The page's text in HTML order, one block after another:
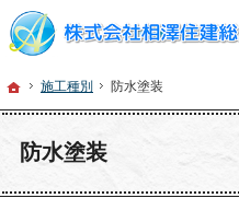
ホーム
施工種別 防水塗装
防水塗装
確かな技術と信頼。宮城県仙台市の塗
宮城県仙台市の塗装・リフォームなら